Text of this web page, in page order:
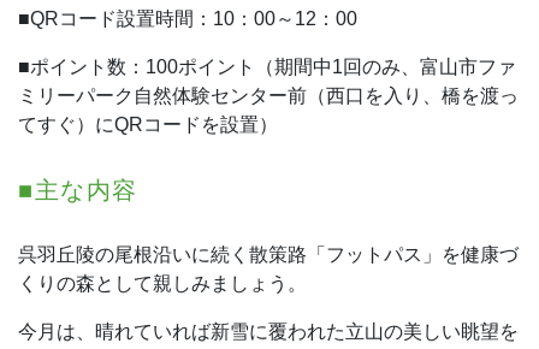
■QRコード設置時間：10：00～12：00
■ポイント数：100ポイント（期間中1回のみ、富山市ファ
ミリーパーク自然体験センター前（西口を入り、橋を渡っ
てすぐ）にQRコードを設置）
■主な内容
呉羽丘陵の尾根沿いに続く散策路「フットパス」を健康づ
くりの森として親しみましょう。
今月は、晴れていれば新雪に覆われた立山の美しい眺望を